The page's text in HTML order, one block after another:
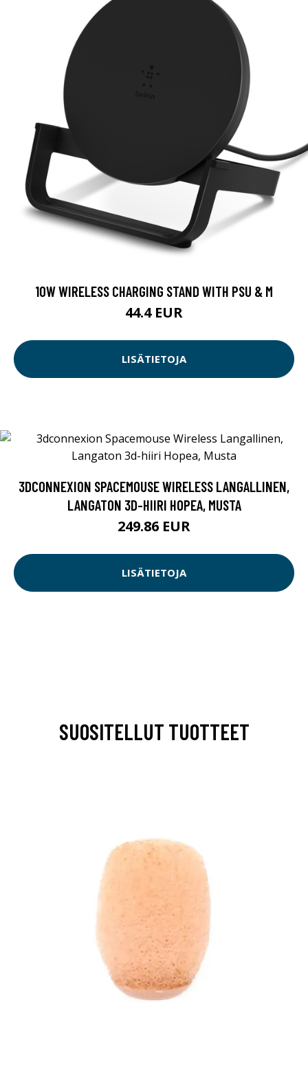
10W WIRELESS CHARGING STAND WITH PSU & M
44.4 EUR
LISÄTIETOJA
3DCONNEXION SPACEMOUSE WIRELESS LANGALLINEN,
LANGATON 3D-HIIRI HOPEA, MUSTA
249.86 EUR
LISÄTIETOJA
SUOSITELLUT TUOTTEET